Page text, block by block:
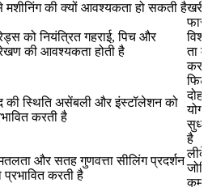
मशीनिंग की क्यों आवश्यकता हो सकती है
को नियंत्रित गहराई, पिच और
की आवश्यकता होती है
ता
की स्थिति असेंबली और इंस्टॉलेशन को
करती है
है
और सतह गुणवत्ता सीलिंग प्रदर्शन
प्रभावित करती है
कम